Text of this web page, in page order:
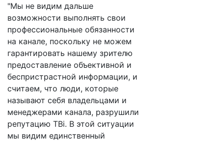
"Мы не видим дальше
возможности выполнять свои
профессиональные обязанности
на канале, поскольку не можем
гарантировать нашему зрителю
предоставление объективной и
беспристрастной информации, и
считаем, что люди, которые
называют себя владельцами и
менеджерами канала, разрушили
репутацию ТВi. В этой ситуации
мы видим единственный